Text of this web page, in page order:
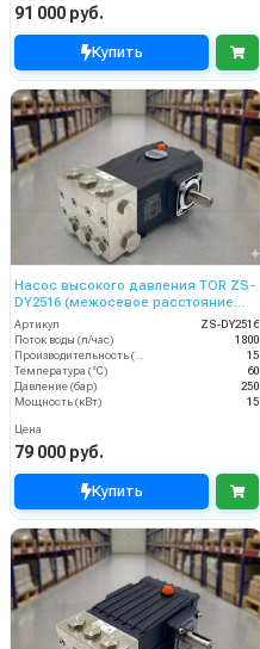
91 000 руб.
Купить
Насос высокого давления TOR ZS-
DY2516 (межосевое расстояние
87мм)
Артикул
ZS-DY2516
Поток воды (л/час)
1800
15
Температура (°C)
60
Давление (бар)
250
Мощность (кВт)
15
Цена
79 000 руб.
Купить